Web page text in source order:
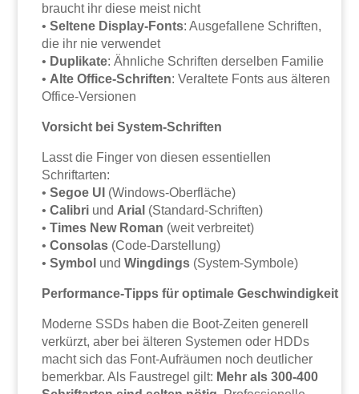
braucht ihr diese meist nicht
•Seltene Display-Fonts: Ausgefallene Schriften,
die ihr nie verwendet
• Duplikate: Ähnliche Schriften derselben Familie
• Alte Office-Schriften: Veraltete Fonts aus älteren
Office-Versionen
Vorsicht bei System-Schriften
Lasst die Finger von diesen essentiellen
Schriftarten:
•Segoe UI (Windows-Oberfläche)
•Calibri und Arial (Standard-Schriften)
•Times New Roman (weit verbreitet)
•Consolas (Code-Darstellung)
•Symbol undWingdings (System-Symbole)
Performance-Tipps für optimale Geschwindigkeit
Moderne SSDs haben die Boot-Zeiten generell
verkürzt, aber bei älteren Systemen oder HDDs
macht sich das Font-Aufräumen noch deutlicher
bemerkbar. Als Faustregel gilt: Mehr als 300-400